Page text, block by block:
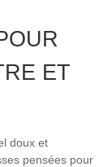
ET
doux et
pensées pour